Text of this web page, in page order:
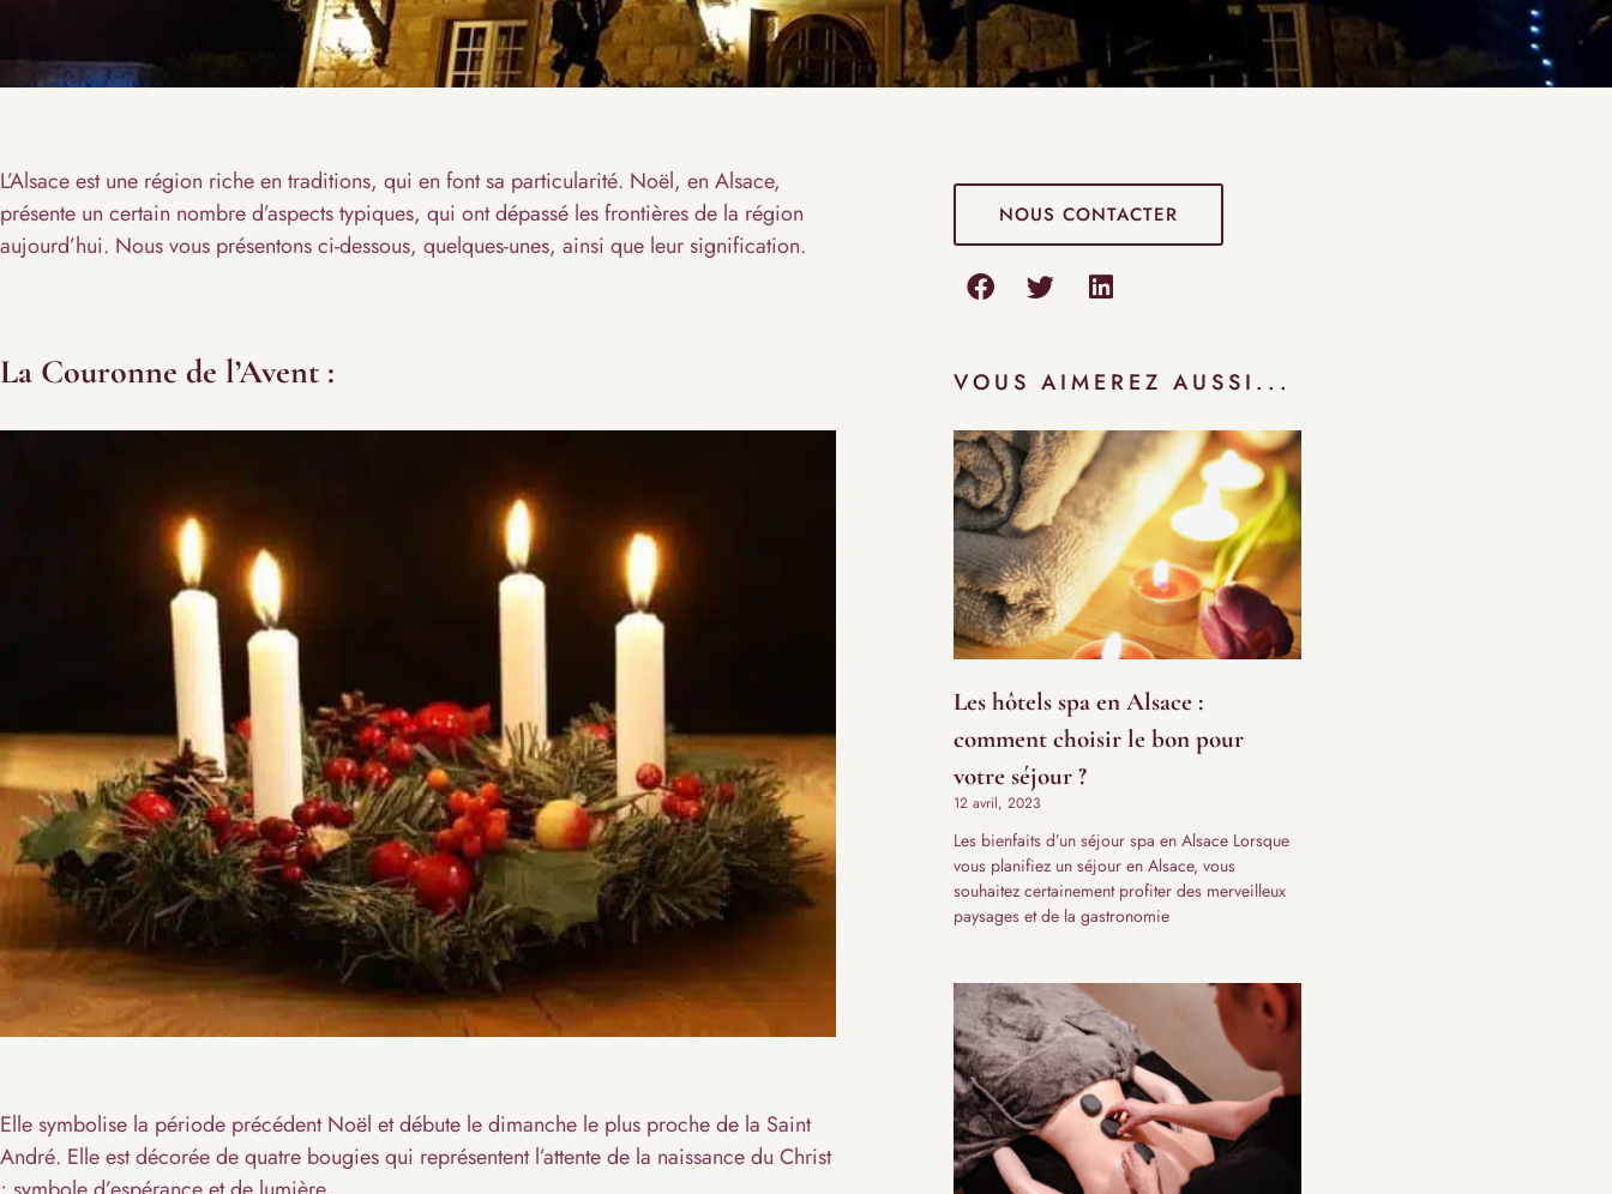
L’Alsace est une région riche en traditions, qui en font sa particularité. Noël, en Alsace,
présente un certain nombre d’aspects typiques, qui ont dépassé les frontières de la région
aujourd’hui. Nous vous présentons ci-dessous, quelques-unes, ainsi que leur signification.
La Couronne de l’Avent :
Elle symbolise la période précédent Noël et débute le dimanche le plus proche de la Saint
André. Elle est décorée de quatre bougies qui représentent l’attente de la naissance du Christ
NOUS CONTACTER
VOUS AIMEREZ AUSSI...
Les hôtels spa en Alsace :
comment choisir le bon pour
votre séjour ?
12 avril, 2023
Les bienfaits d’un séjour spa en Alsace Lorsque
vous planifiez un séjour en Alsace, vous
souhaitez certainement profiter des merveilleux
paysages et de la gastronomie